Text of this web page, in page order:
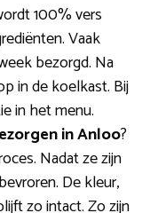
100% vers
Vaak
bezorgd. Na
in de koelkast. Bij
in het menu.
in Anloo?
Nadat ze zijn
De kleur,
zo intact. Zo zijn